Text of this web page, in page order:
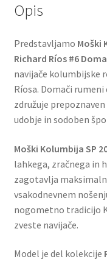
Opis
Predstavljamo Moški
Richard Ríos #6
navijače kolumbijske
Ríosa. Domači
združuje
udobje in sodoben
Moški Kolumbija SP
lahkega, zračnega in
zagotavlja
vsakodnevnem
nogometno tradicijo
zveste navijače.
Model je del kolekcije